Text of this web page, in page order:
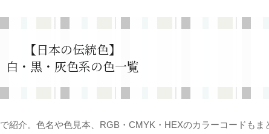
【日本の伝統色】
白・黒・灰色系の色一覧
紹介。色名や色見本、RGB・CMYK・HEXのカラーコードもま